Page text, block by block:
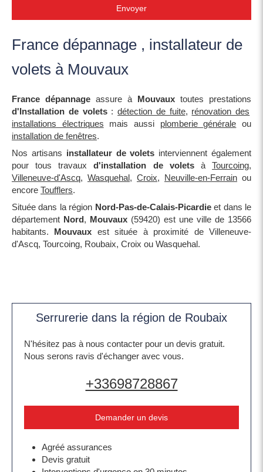
Envoyer
France dépannage , installateur de
volets à Mouvaux
France dépannage assure à Mouvaux toutes prestations
d'Installation de volets:détection de fuite, rénovation des
installations électriques mais aussi plomberie générale ou
installation de fenêtres.
Nos artisans installateur de volets interviennent également
pour tous travaux d'installation de voletsàTourcoing,
Villeneuve-d'Ascq, Wasquehal, Croix, Neuville-en-Ferrain ou
encore Toufflers.
Située dans la région Nord-Pas-de-Calais-Picardieet dans le
département Nord, Mouvaux (59420) est une ville de 13566
habitants. Mouvaux est située à proximité de Villeneuve-
d'Ascq, Tourcoing, Roubaix, Croix ou Wasquehal.
Serrurerie dans la région de Roubaix
N'hésitez pas à nous contacter pour un devis gratuit.
Nous serons ravis d'échanger avec vous.
+33698728867
Demander un devis
Agréé assurances
Devis gratuit